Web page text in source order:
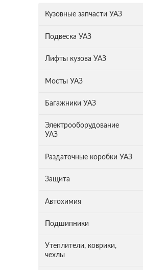
Кузовные запчасти УАЗ
Подвеска УАЗ
Лифты кузова УАЗ
Мосты УАЗ
Багажники УАЗ
Электрооборудование
УАЗ
Раздаточные коробки УАЗ
Защита
Автохимия
Подшипники
Утеплители, коврики,
чехлы